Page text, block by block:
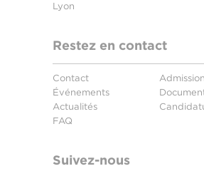
Lyon
Restez en contact
Contact
Événements
Actualités
FAQ
Suivez-nous